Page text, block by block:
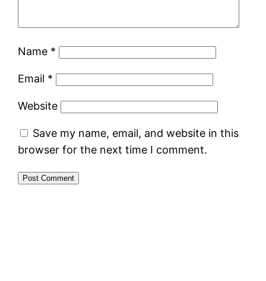
Name *
Email *
Website
Save my name, email, and website in this
browser for the next time I comment.